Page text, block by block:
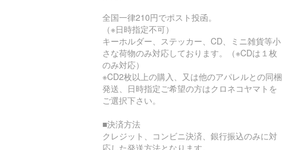
全国一律210円でポスト投函。
（※日時指定不可）
キーホルダー、ステッカー、CD、ミニ雑貨等小
さな荷物のみ対応しております。（※CDは１枚
のみ対応）
※CD2枚以上の購入、又は他のアパレルとの同梱
発送、日時指定ご希望の方はクロネコヤマトを
ご選択下さい。
■決済方法
クレジット、コンビニ決済、銀行振込のみに対
応した発送方法となります。